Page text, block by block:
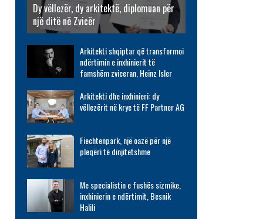
Dy vëllezër, dy arkitektë, diplomuan për
një ditë në Zvicër
Arkitekti shqiptar që transformoi
ndërtimin e inxhinierit të
famshëm zviceran, Heinz Isler
Arkitekti dhe inxhinieri: dy
vëllezërit në krye të FF Partner AG
Fiechtenpark, një oazë për një
pleqëri të dinjitetshme
Me specialistin e fushës sizmike,
inxhinierin e ndërtimit, Besnik
Halili